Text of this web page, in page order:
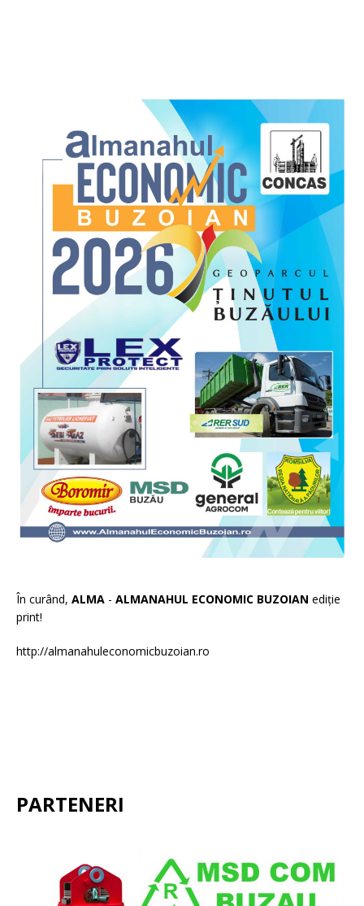
În curând, ALMA - ALMANAHUL ECONOMIC BUZOIAN ediție
print!
http://almanahuleconomicbuzoian.ro
PARTENERI